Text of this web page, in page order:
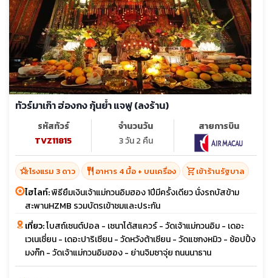
ทัวร์มาเก๊า ฮ่องกง กุ้นย้ำ แจฟู (ลงร้าน)
รหัสทัวร์
TVZ11815
จำนวนวัน
3 วัน 2 คืน
สายการบิน
hotel_classโรงแรม 3 ดาว restaurant อาหาร 4 มื้อ + บนเครื่อง shopping_cartเข้าร้านรัฐบาล
ไฮไลท์:พิธียืมเงินเจ้าแม่กวนอิมฮอง 1ปีมีครั้งเดียว นั่งรถบัสข้าม
สะพานHZMB รวมบัตรเข้าชมและประกัน
เที่ยว:โบสถ์เซนต์ปอล - เซนาโด้สแควร์ - วัดเจ้าแม่กวนอิม - เดอะ
เวเนเชี่ยน - เดอะปาริเซียน - วัดหวังต้าเซียน - วัดแชกงหมิว - ช้อปปิ้ง
มงก๊ก - วัดเจ้าแม่กวนอิมฮอง - ย่านจิมซาจุ่ย ถนนนาธาน